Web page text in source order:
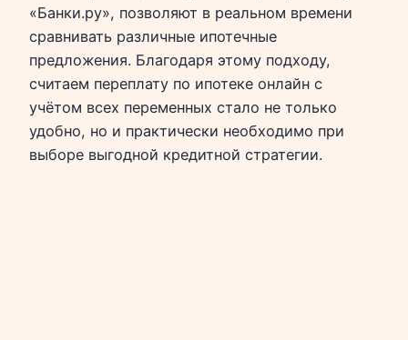
«Банки.ру», позволяют в реальном времени
сравнивать различные ипотечные
предложения. Благодаря этому подходу,
считаем переплату по ипотеке онлайн с
учётом всех переменных стало не только
удобно, но и практически необходимо при
выборе выгодной кредитной стратегии.